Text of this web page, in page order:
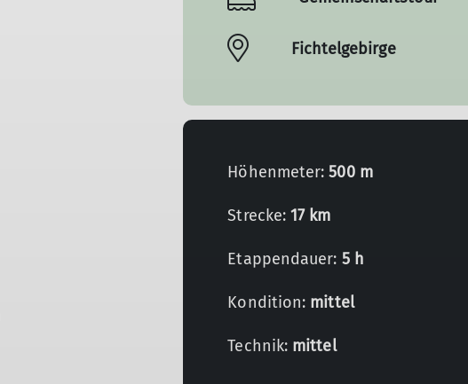
Fichtelgebirge
Höhenmeter:500 m
Strecke:17 km
Etappendauer: 5 h
Kondition: mittel
Technik: mittel